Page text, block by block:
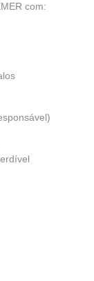
com: